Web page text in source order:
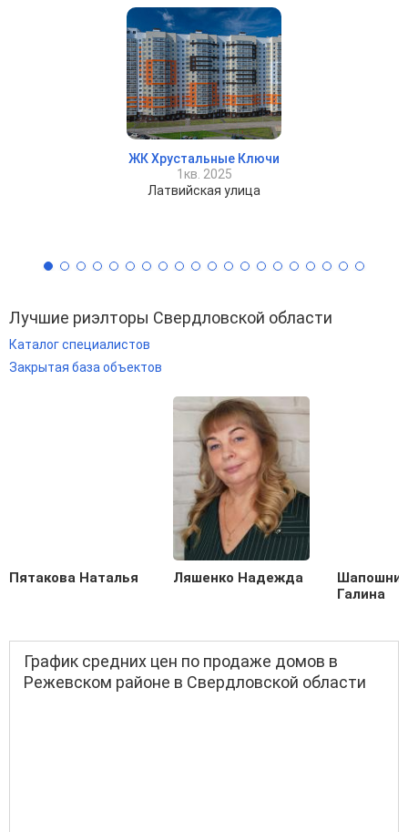
ЖК Хрустальные Ключи
1кв. 2025
Латвийская улица
Лучшие риэлторы Свердловской области
Каталог специалистов
Закрытая база объектов
Пятакова Наталья Ляшенко Надежда
Галина
График средних цен по продаже домов в
Режевском районе в Свердловской области